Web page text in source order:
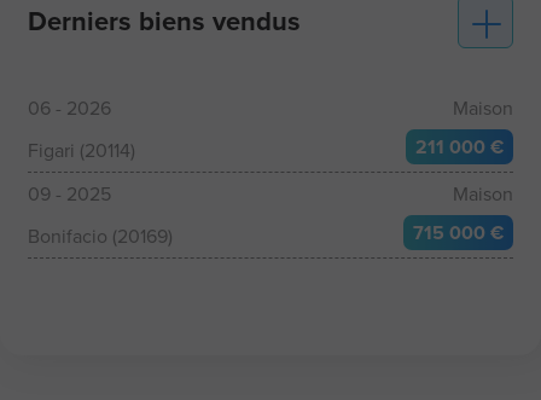
Derniers biens vendus
06 - 2026
Maison
Figari (20114)
211 000 €
09 - 2025
Maison
Bonifacio (20169)
715 000 €